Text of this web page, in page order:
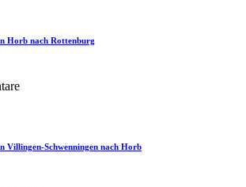
Horb nach Rottenburg
Villingen-Schwenningen nach Horb